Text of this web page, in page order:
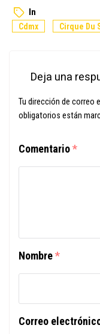
In
Cdmx Cirque Du
Deja una
Tu dirección de correo
obligatorios están
Comentario*
Nombre*
Correo